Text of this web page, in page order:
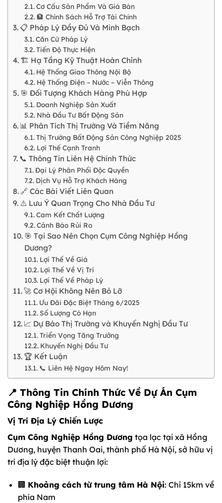
Cơ Cấu Sản Phẩm Và Giá Bán
🏦 Chính Sách Hỗ Trợ Tài Chính
📋 Pháp Lý Đầy Đủ Và Minh Bạch
Căn Cứ Pháp Lý
Tiến Độ Thực Hiện
🏗️ Hạ Tầng Kỹ Thuật Hoàn Chỉnh
Hệ Thống Giao Thông Nội Bộ
Hệ Thống Điện – Nước – Viễn Thông
🎯 Đối Tượng Khách Hàng Phù Hợp
Doanh Nghiệp Sản Xuất
Nhà Đầu Tư Bất Động Sản
📊 Phân Tích Thị Trường Và Tiềm Năng
Thị Trường Bất Động Sản Công Nghiệp 2025
Lợi Thế Cạnh Tranh
📞 Thông Tin Liên Hệ Chính Thức
Đại Lý Phân Phối Độc Quyền
Dịch Vụ Hỗ Trợ Khách Hàng
🔗 Các Bài Viết Liên Quan
⚠️ Lưu Ý Quan Trọng Cho Nhà Đầu Tư
Cam Kết Chất Lượng
Cảnh Báo Rủi Ro
🎯 Tại Sao Nên Chọn Cụm Công Nghiệp Hồng
Dương?
Lợi Thế Về Giá
Lợi Thế Về Vị Trí
Lợi Thế Về Pháp Lý
🚀 Cơ Hội Không Nên Bỏ Lỡ
Ưu Đãi Đặc Biệt Tháng 6/2025
Số Lượng Có Hạn
📈 Dự Báo Thị Trường và Khuyến Nghị Đầu Tư
Triển Vọng Tăng Trưởng
Khuyến Nghị Đầu Tư
🏆 Kết Luận
📞 Liên Hệ Ngay Hôm Nay!
📍 Thông Tin Chính Thức Về Dự Án Cụm
Công Nghiệp Hồng Dương
Vị Trí Địa Lý Chiến Lược
Cụm Công Nghiệp Hồng Dương tọa lạc tại xã Hồng
Dương, huyện Thanh Oai, thành phố Hà Nội, sở hữu vị
trí địa lý đặc biệt thuận lợi:
🏢 Khoảng cách từ trung tâm Hà Nội: Chỉ 15km về
phía Nam